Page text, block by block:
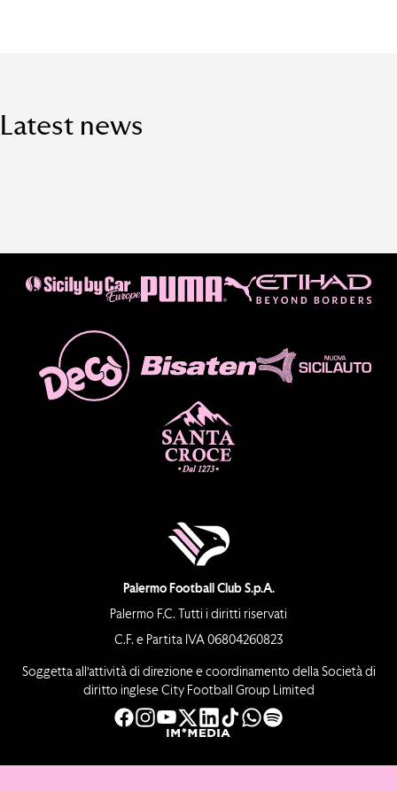
Latest news
Palermo Football Club S.p.A.
Palermo F.C. Tutti i diritti riservati
C.F. e Partita IVA 06804260823
Soggetta all’attività di direzione e coordinamento della Società di
diritto inglese City Football Group Limited